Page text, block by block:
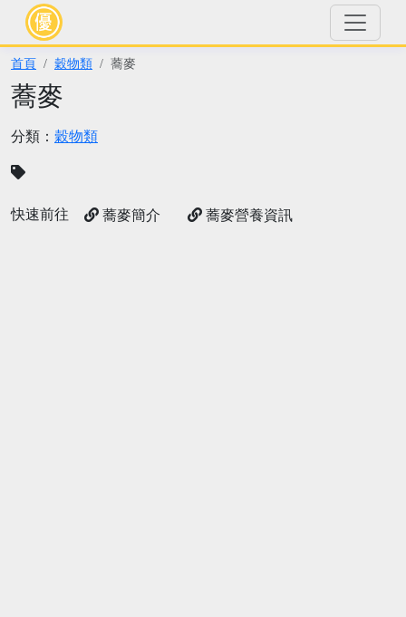
首頁 穀物類 蕎麥
蕎麥
分類： 穀物類
快速前往 蕎麥簡介 蕎麥營養資訊